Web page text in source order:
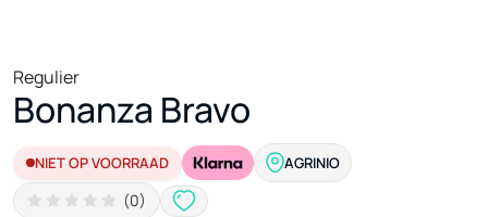
Regulier
Bonanza Bravo
NIET OP VOORRAAD AGRINIO
(0)